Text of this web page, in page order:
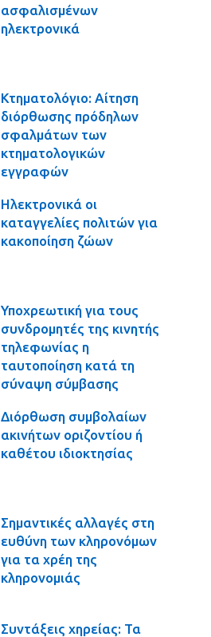
ασφαλισμένων
ηλεκτρονικά
Κτηματολόγιο: Αίτηση
διόρθωσης πρόδηλων
σφαλμάτων των
κτηματολογικών
εγγραφών
Ηλεκτρονικά οι
καταγγελίες πολιτών για
κακοποίηση ζώων
Υποχρεωτική για τους
συνδρομητές της κινητής
τηλεφωνίας η
ταυτοποίηση κατά τη
σύναψη σύμβασης
Διόρθωση συμβολαίων
ακινήτων οριζοντίου ή
καθέτου ιδιοκτησίας
Σημαντικές αλλαγές στη
ευθύνη των κληρονόμων
για τα χρέη της
κληρονομιάς
Συντάξεις χηρείας: Τα